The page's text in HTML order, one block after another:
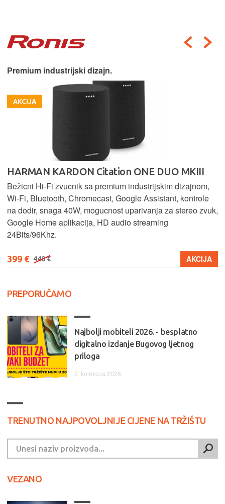
Premium industrijski dizajn.
AKCIJA
HARMAN KARDON Citation ONE DUO MKIII
Bežicni Hi-Fi zvucnik sa premium industrijskim dizajnom,
Wi-Fi, Bluetooth, Chromecast, Google Assistant, kontrole
na dodir, snaga 40W, mogucnost uparivanja za stereo zvuk,
Google Home aplikacija, HD audio streaming
24Bits/96Khz.
399 € 448 € AKCIJA
PREPORUČAMO
Najbolji mobiteli 2026. - besplatno
digitalno izdanje Bugovog ljetnog
priloga
2. kolovoza 2026.
TRENUTNO NAJPOVOLJNIJE CIJENE NA TRŽIŠTU
VEZANO